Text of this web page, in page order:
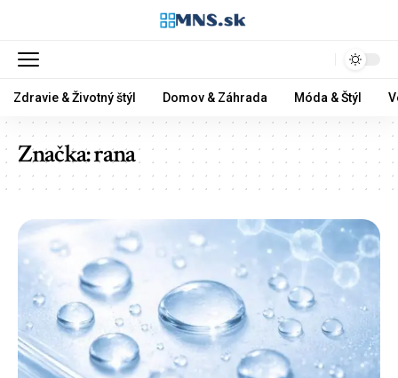
Zdravie & Životný štýl Domov & Záhrada Móda & Štýl
Značka:rana